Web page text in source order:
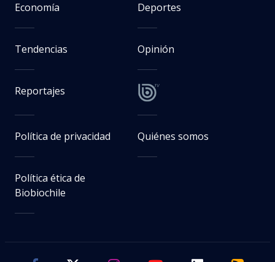
Economía Deportes
Tendencias Opinión
Reportajes
Política de privacidad Quiénes somos
Política ética de
Biobiochile